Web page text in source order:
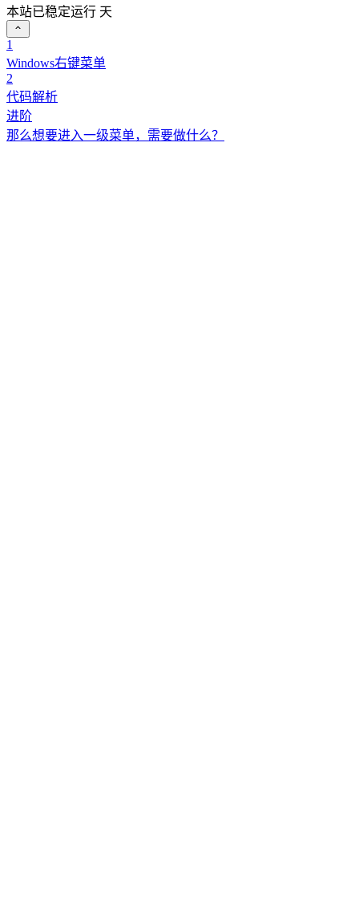
本站已稳定运行 天
1
Windows右键菜单
2
代码解析
进阶
那么想要进入一级菜单，需要做什么？